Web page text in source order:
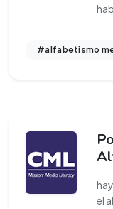
#alfabetismo
el